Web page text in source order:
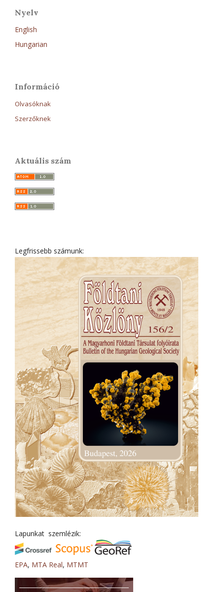
Nyelv
English
Hungarian
Információ
Olvasóknak
Szerzőknek
Aktuális szám
Legfrissebb számunk:
Lapunkat szemlézik:
EPA, MTA Real, MTMT